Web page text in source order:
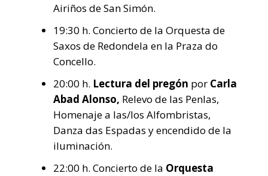
Airiños de San Simón.
19:30 h. Concierto de la Orquesta de
Saxos de Redondela en la Praza do
Concello.
20:00 h. Lectura del pregón por Carla
Abad Alonso, Relevo de las Penlas,
Homenaje a las/los Alfombristas,
Danza das Espadas y encendido de la
iluminación.
22:00 h. Concierto de la Orquesta